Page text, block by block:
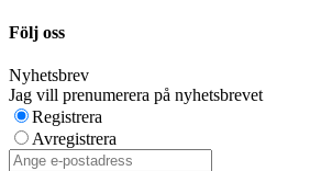
Följ oss
Nyhetsbrev
Jag vill prenumerera på nyhetsbrevet
Registrera
Avregistrera